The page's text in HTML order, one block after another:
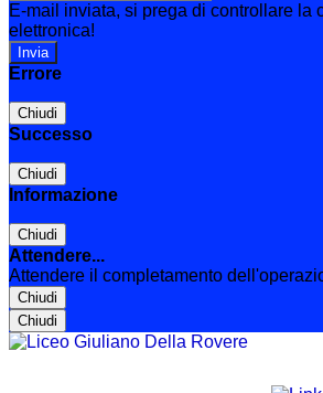
E-mail inviata, si prega di controllare la
elettronica!
Errore
Chiudi
Successo
Chiudi
Informazione
Chiudi
Attendere...
Attendere il completamento
Chiudi
Chiudi